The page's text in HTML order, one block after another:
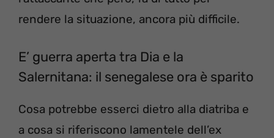
rendere la situazione, ancora più difficile.
E’ guerra aperta tra Dia e la
Salernitana: il senegalese ora è sparito
Cosa potrebbe esserci dietro alla diatriba e
a cosa si riferiscono lamentele dell’ex